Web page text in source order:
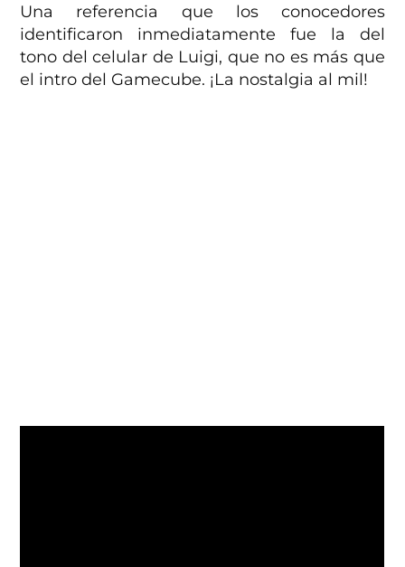
Una referencia que los conocedores
identificaron inmediatamente fue la del
tono del celular de Luigi, que no es más que
el intro del Gamecube. ¡La nostalgia al mil!